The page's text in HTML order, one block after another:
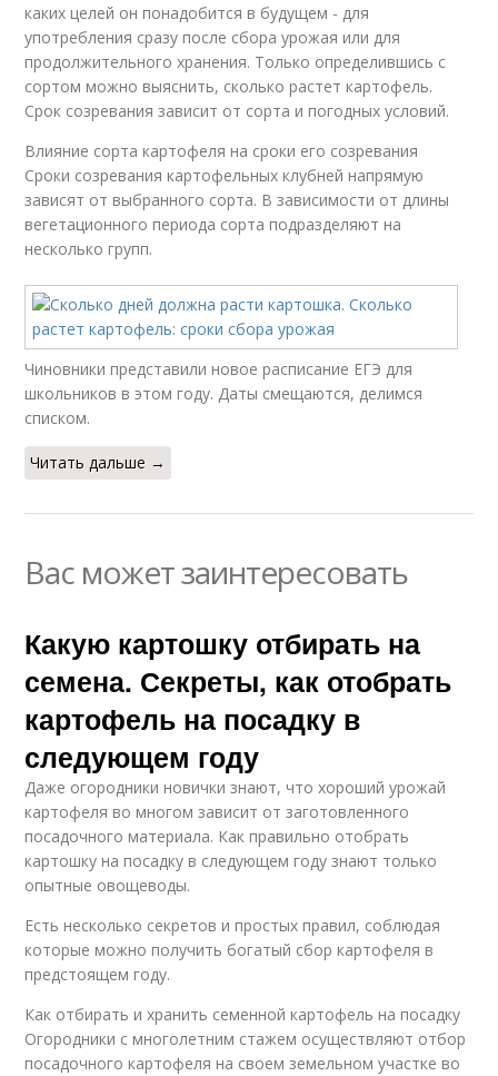
каких целей он понадобится в будущем - для
употребления сразу после сбора урожая или для
продолжительного хранения. Только определившись с
сортом можно выяснить, сколько растет картофель.
Срок созревания зависит от сорта и погодных условий.
Влияние сорта картофеля на сроки его созревания
Сроки созревания картофельных клубней напрямую
зависят от выбранного сорта. В зависимости от длины
вегетационного периода сорта подразделяют на
несколько групп.
Чиновники представили новое расписание ЕГЭ для
школьников в этом году. Даты смещаются, делимся
списком.
Читать дальше →
Вас может заинтересовать
Какую картошку отбирать на
семена. Секреты, как отобрать
картофель на посадку в
следующем году
Даже огородники новички знают, что хороший урожай
картофеля во многом зависит от заготовленного
посадочного материала. Как правильно отобрать
картошку на посадку в следующем году знают только
опытные овощеводы.
Есть несколько секретов и простых правил, соблюдая
которые можно получить богатый сбор картофеля в
предстоящем году.
Как отбирать и хранить семенной картофель на посадку
Огородники с многолетним стажем осуществляют отбор
посадочного картофеля на своем земельном участке во